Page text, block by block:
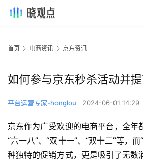
首页 电商资讯 京东资讯
如何参与京东秒杀活动并提
平台运营专家-honglou 2024-06-01 14:29
京东作为广受欢迎的电商平台，全年
“六一八”、“双十一”、“双十二”等，
种独特的促销方式，更是吸引了无数